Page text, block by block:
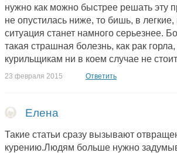
нужно как можно быстрее решать эту
не опустилась ниже, то бишь, в легкие,
ситуация станет намного серьезнее.
такая страшная болезнь, как рак
курильщикам ни в коем случае не
23 февраля 2015 Ответить
Елена
Такие статьи сразу вызывают
курению.Людям больше нужно